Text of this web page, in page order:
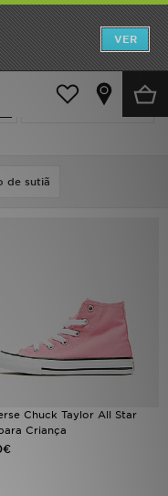
VER
All Star
Actualizar a pesquisa
de sutiã
Chuck Taylor All Star
Criança